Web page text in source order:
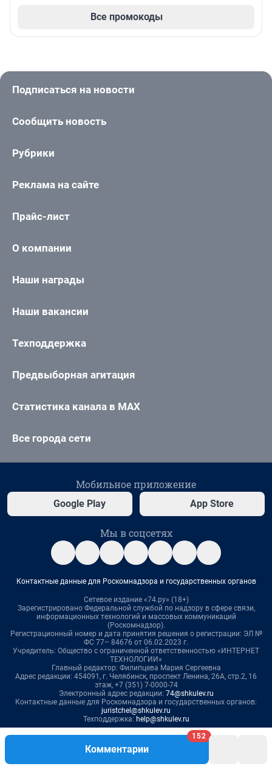
Комментарии
152
Все промокоды
Подписаться на новости
Сообщить новость
Рубрики
Реклама на сайте
Прайс-лист
О компании
Наши награды
Наши вакансии
Техподдержка
Предвыборная агитация
Статистика канала в MAX
Все города сети
Мобильное приложение
Google Play App Store
Мы в соцсетях
Контактные данные для Роскомнадзора и государственных органов
Сетевое издание «74.ру» (18+)
Зарегистрировано Федеральной службой по надзору в сфере связи,
информационных технологий и массовых коммуникаций
(Роскомнадзор).
Регистрационный номер и дата принятия решения о регистрации: ЭЛ №
ФС 77– 84676 от 06.02.2023 г.
Учредитель: Общество с ограниченной ответственностью «ИНТЕРНЕТ
ТЕХНОЛОГИИ»
Главный редактор: Филипцева Мария Сергеевна
Адрес редакции: 454091, г. Челябинск, проспект Ленина, 26А, стр.2, 16
этаж, +7 (351) 7-0000-74
Электронный адрес редакции: 74@shkulev.ru
Контактные данные для Роскомнадзора и государственных органов:
juristchel@shkulev.ru
Техподдержка: help@shkulev.ru
Связаться с отделом продаж: 8 (351) 729-94-90 доб. 3335,
yuliya.latypova@shkulev.ru
Редакция сайта не несет ответственности за достоверность